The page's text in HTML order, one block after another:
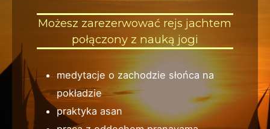
Możesz zarezerwować rejs jachtem
połączony z nauką jogi
medytacje o zachodzie słońca na
pokładzie
praktyka asan